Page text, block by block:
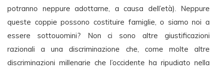
potranno neppure adottarne, a causa dell’età). Neppure
queste coppie possono costituire famiglie, o siamo noi a
essere sottouomini? Non ci sono altre giustificazioni
razionali a una discriminazione che, come molte altre
discriminazioni millenarie che l’occidente ha ripudiato nella